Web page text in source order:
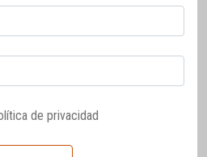
de privacidad